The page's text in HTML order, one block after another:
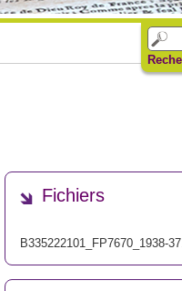
Fichiers
B335222101_FP7670_1938-